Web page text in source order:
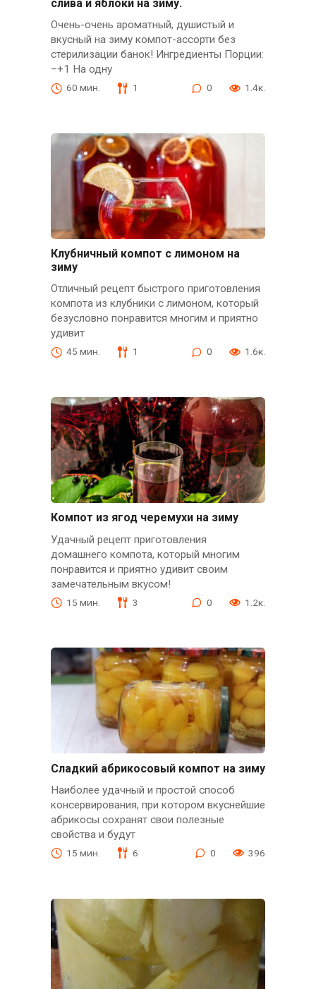
слива и яблоки на зиму.
Очень-очень ароматный, душистый и
вкусный на зиму компот-ассорти без
стерилизации банок! Ингредиенты Порции:
–+1 На одну
60 мин. 1 0 1.4к.
Клубничный компот с лимоном на
зиму
Отличный рецепт быстрого приготовления
компота из клубники с лимоном, который
безусловно понравится многим и приятно
удивит
45 мин. 1 0 1.6к.
Компот из ягод черемухи на зиму
Удачный рецепт приготовления
домашнего компота, который многим
понравится и приятно удивит своим
замечательным вкусом!
15 мин. 3 0 1.2к.
Сладкий абрикосовый компот на зиму
Наиболее удачный и простой способ
консервирования, при котором вкуснейшие
абрикосы сохранят свои полезные
свойства и будут
15 мин. 6 0 396